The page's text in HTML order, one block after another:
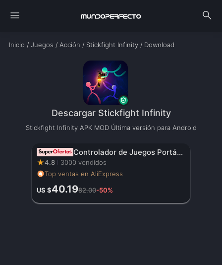
menu search
Inicio / Juegos / Acción / Stickfight Infinity/ Download
Descargar Stickfight Infinity
Stickfight Infinity APK MOD Última versión para Android
Controlador de Juegos Portátil Original con Pantalla HD de 3.5 Pulgadas, Batería Recargable – Regalo de Navidad Perfecto para Gamers
★4.8
3000 vendidos
Top ventas en AliExpress
US $40.1982.00-50%